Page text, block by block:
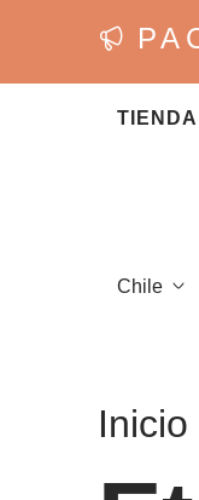
TIENDA
Chile
Inicio